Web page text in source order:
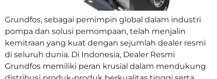
Grundfos, sebagai pemimpin global dalam industri
pompa dan solusi pemompaan, telah menjalin
kemitraan yang kuat dengan sejumlah dealer resmi
di seluruh dunia. Di Indonesia, Dealer Resmi
Grundfos memiliki peran krusial dalam mendukung